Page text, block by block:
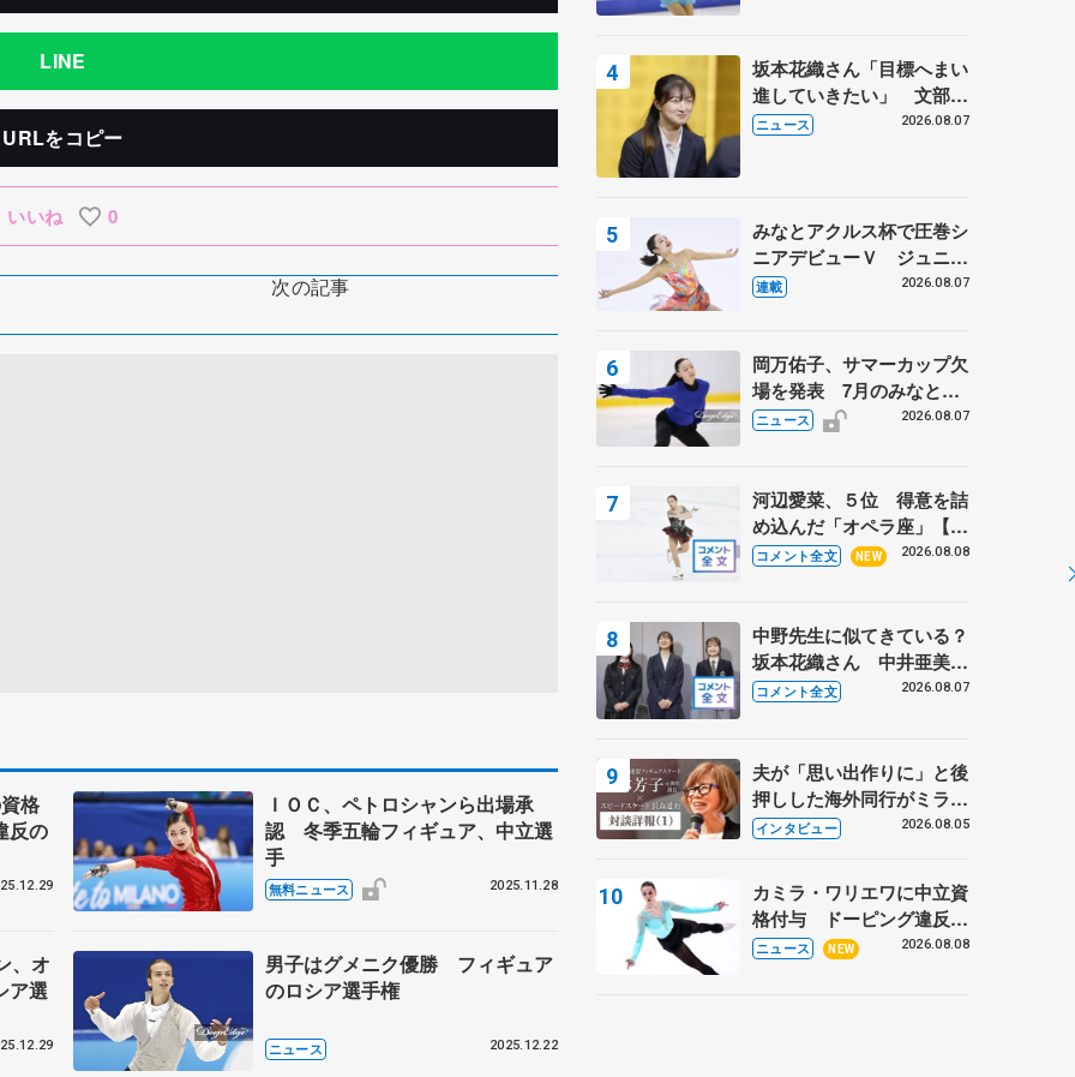
LINE
URLをコピー
いいね 0
次の記事
格
反の
ＩＯＣ、ペトロシャンら出場承
認 冬季五輪フィギュア、中立選
手
無料ニュース 2025.11.28
、オ
ア選
男子はグメニク優勝 フィギュア
のロシア選手権
ニュース 2025.12.22
坂本花織さん「目標へまい
進していきたい」 文部科
学省スポーツ表彰式で代表
ニュース 2026.08.07
みなとアクルス杯で圧巻シ
ニアデビューＶ ジュニア
で４シーズン無敗の島田麻
連載 2026.08.07
岡万佑子、サマーカップ欠
場を発表 7月のみなとア
クルス杯は腰痛の影響で
ニュース 2026.08.07
河辺愛菜、５位 得意を詰
め込んだ「オペラ座」【み
なとアクルス杯フリー】
コメント全文 NEW 2026.08.08
中野先生に似てきている？
坂本花織さん 中井亜美は
クリケットのサマーキャン
部科学省スポーツ表彰
式】
コメント全文 2026.08.07
夫が「思い出作りに」と後
押しした海外同行がミラノ
まで… 繁華街のリンクで
に 小林芳子さんが振り返
るスケート人生
インタビュー 2026.08.05
カミラ・ワリエワに中立資
格付与 ドーピング違反で
処分、アレクサンドラ・イ
ニュース NEW 2026.08.08